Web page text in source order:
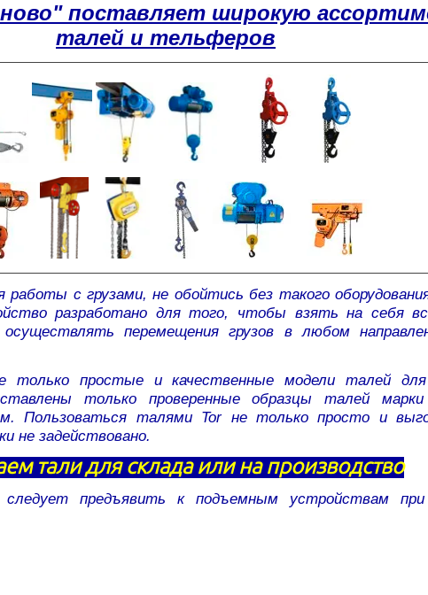
поставляет широкую
талей и тельферов
работы с грузами, не обойтись без такого
разработано для того, чтобы взять на себя
перемещения грузов в любом
простые и качественные модели талей для
только проверенные образцы талей
Пользоваться талями Tor не только просто и
не задействовано.
тали для склада или на производство
предъявить к подъемным устройствам